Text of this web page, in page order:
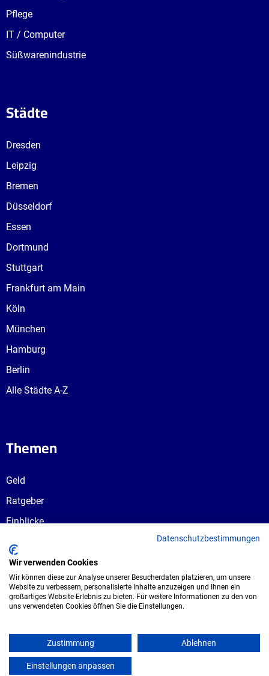
Pflege
IT / Computer
Süßwarenindustrie
Städte
Dresden
Leipzig
Bremen
Düsseldorf
Essen
Dortmund
Stuttgart
Frankfurt am Main
Köln
München
Hamburg
Berlin
Alle Städte A-Z
Themen
Geld
Ratgeber
Einblicke
Ausbildungswege
Berufswahl
GmbH. Alle Rechte vorbehalten.
Datenschutzbestimmungen
Wir verwenden Cookies
Wir können diese zur Analyse unserer Besucherdaten platzieren, um unsere
Website zu verbessern, personalisierte Inhalte anzuzeigen und Ihnen ein
großartiges Website-Erlebnis zu bieten. Für weitere Informationen zu den von
uns verwendeten Cookies öffnen Sie die Einstellungen.
Zustimmung Ablehnen
Einstellungen anpassen